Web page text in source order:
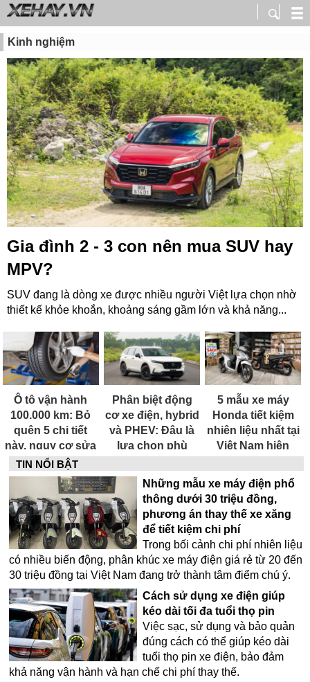
Kinh nghiệm
Gia đình 2 - 3 con nên mua SUV hay
MPV?
SUV đang là dòng xe được nhiều người Việt lựa chọn nhờ
thiết kế khỏe khoắn, khoảng sáng gầm lớn và khả năng...
Ô tô vận hành
100.000 km: Bỏ
quên 5 chi tiết
này, nguy cơ sửa
chữa rất tốn kém
Phân biệt động
cơ xe điện, hybrid
và PHEV: Đâu là
lựa chọn phù
Nam hiện nay?
5 mẫu xe máy
Honda tiết kiệm
nhiên liệu nhất tại
Việt Nam hiện
TIN NỔI BẬT
Những mẫu xe máy điện phổ
thông dưới 30 triệu đồng,
phương án thay thế xe xăng
để tiết kiệm chi phí
Trong bối cảnh chi phí nhiên liệu
có nhiều biến động, phân khúc xe máy điện giá rẻ từ 20 đến
30 triệu đồng tại Việt Nam đang trở thành tâm điểm chú ý.
Cách sử dụng xe điện giúp
kéo dài tối đa tuổi thọ pin
Việc sạc, sử dụng và bảo quản
đúng cách có thể giúp kéo dài
tuổi thọ pin xe điện, bảo đảm
khả năng vận hành và hạn chế chi phí thay thế.